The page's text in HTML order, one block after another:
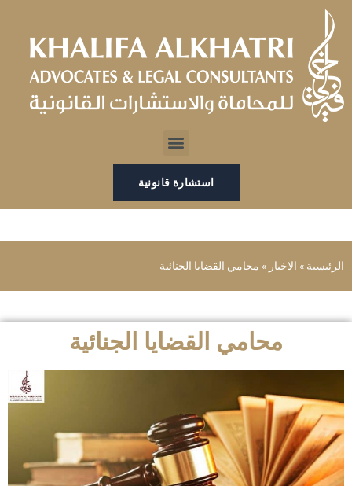
تخطي
المحتوى
Menu
استشارة قانونية
الرئيسية » الاخبار » محامي القضايا الجنائية
محامي القضايا الجنائية